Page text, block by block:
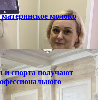
молоко
и спорта получают